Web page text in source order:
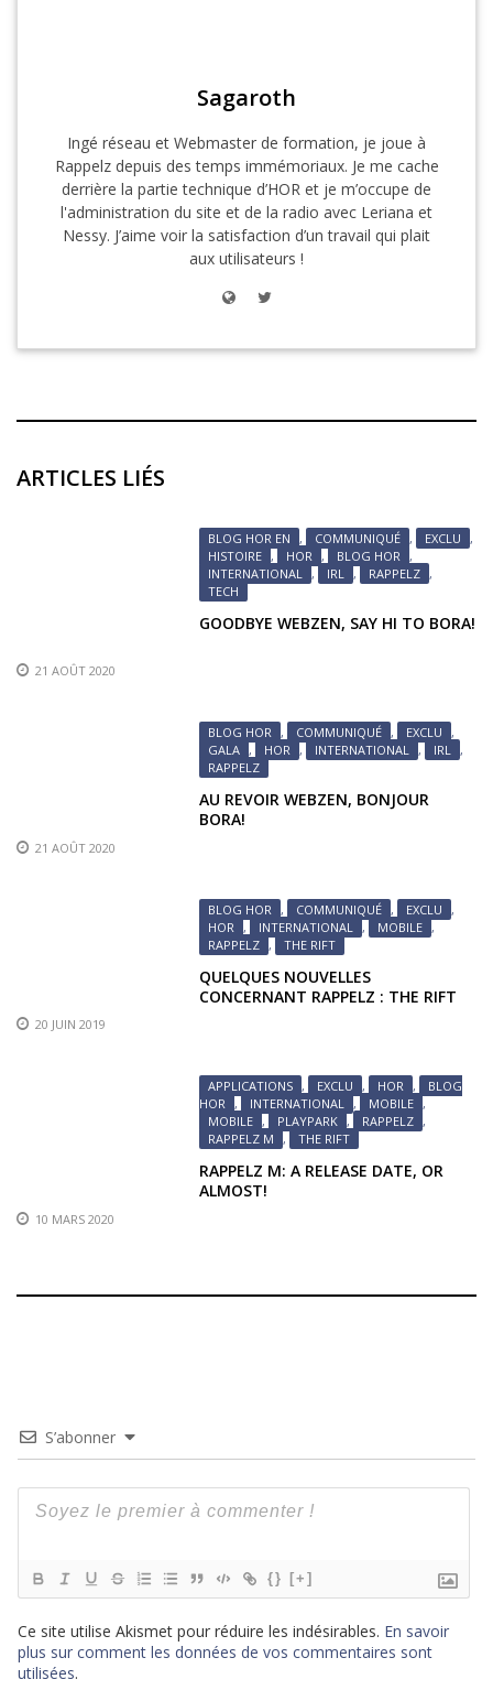
Sagaroth
Ingé réseau et Webmaster de formation, je joue à
Rappelz depuis des temps immémoriaux. Je me cache
derrière la partie technique d’HOR et je m’occupe de
l'administration du site et de la radio avec Leriana et
Nessy. J’aime voir la satisfaction d’un travail qui plait
aux utilisateurs !
ARTICLES LIÉS
BLOG HOR EN , COMMUNIQUÉ , EXCLU ,
HISTOIRE , HOR , BLOG HOR ,
INTERNATIONAL , IRL , RAPPELZ ,
TECH
GOODBYE WEBZEN, SAY HI TO BORA!
21 AOÛT 2020
BLOG HOR , COMMUNIQUÉ , EXCLU ,
GALA , HOR , INTERNATIONAL , IRL ,
RAPPELZ
AU REVOIR WEBZEN, BONJOUR
BORA!
21 AOÛT 2020
BLOG HOR , COMMUNIQUÉ , EXCLU
,
HOR
, INTERNATIONAL , MOBILE ,
RAPPELZ , THE RIFT
QUELQUES NOUVELLES
CONCERNANT RAPPELZ : THE RIFT
20 JUIN 2019
APPLICATIONS , EXCLU , HOR ,
BLOG
HOR , INTERNATIONAL , MOBILE ,
MOBILE , PLAYPARK , RAPPELZ ,
RAPPELZ M , THE RIFT
RAPPELZ M: A RELEASE DATE, OR
ALMOST!
10 MARS 2020
S’abonner
{} [+]
Ce site utilise Akismet pour réduire les indésirables. En savoir
plus sur comment les données de vos commentaires sont
utilisées.